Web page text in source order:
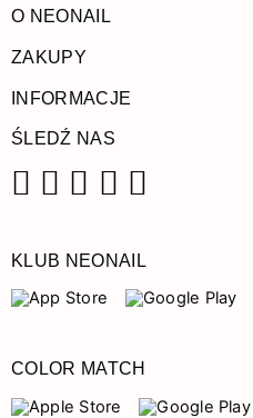
O NEONAIL
ZAKUPY
INFORMACJE
ŚLEDŹ NAS
KLUB NEONAIL
COLOR MATCH